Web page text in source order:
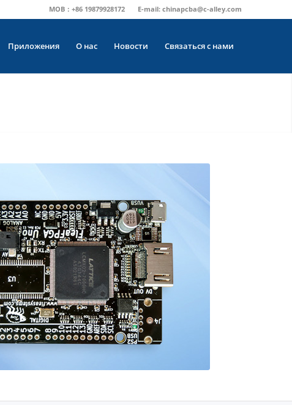
MOB：+86 19879928172 E-mail: chinapcba@c-alley.com
Приложения О нас Новости Связаться с нами